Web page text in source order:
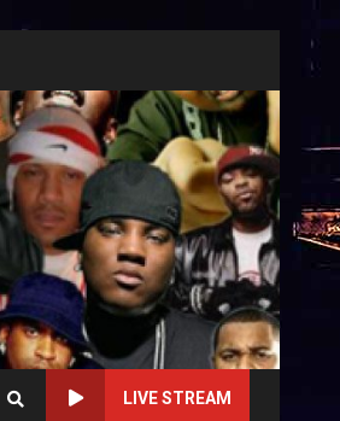
LIVE STREAM